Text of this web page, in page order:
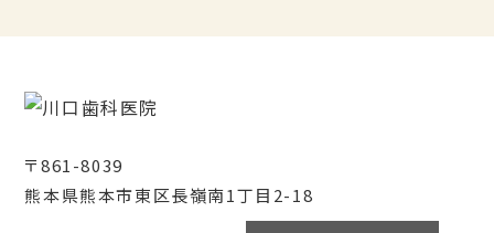
〒861-8039
熊本県熊本市東区長嶺南1丁目2-18